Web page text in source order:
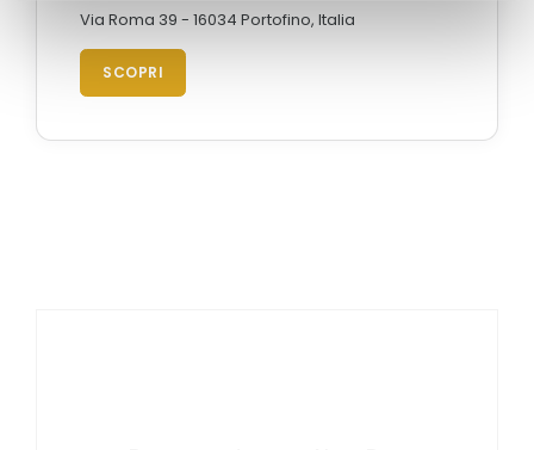
Via Roma 39 - 16034 Portofino, Italia
SCOPRI